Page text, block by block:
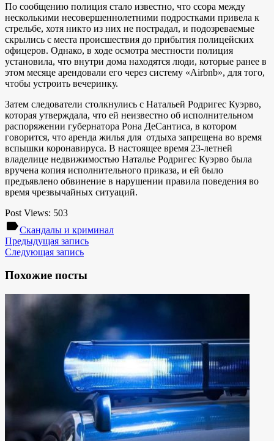
По сообщению полиция стало известно, что ссора между
несколькими несовершеннолетними подростками привела к
стрельбе, хотя никто из них не пострадал, и подозреваемые
скрылись с места происшествия до прибытия полицейских
офицеров. Однако, в ходе осмотра местности полиция
установила, что внутри дома находятся люди, которые ранее в
этом месяце арендовали его через систему «Airbnb», для того,
чтобы устроить вечеринку.
Затем следователи столкнулись с Натальей Родригес Куэрво,
которая утверждала, что ей неизвестно об исполнительном
распоряжении губернатора Рона ДеСантиса, в котором
говорится, что аренда жилья для отдыха запрещена во время
вспышки коронавируса. В настоящее время 23-летней
владелице недвижимостью Наталье Родригес Куэрво была
вручена копия исполнительного приказа, и ей было
предъявлено обвинение в нарушении правила поведения во
время чрезвычайных ситуаций.
Post Views: 503
labelСкандалы и криминал
Предыдущая запись
Следующая запись
Похожие посты